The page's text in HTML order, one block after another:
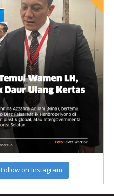
Follow on Instagram